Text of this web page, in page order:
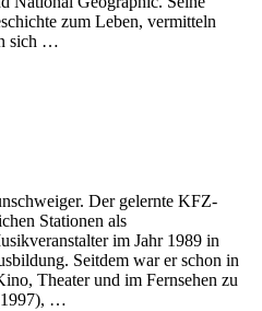
zum Leben, vermitteln
sich …
Der gelernte KFZ-
Stationen als
im Jahr 1989 in
Seitdem war er schon in
Theater und im Fernsehen zu
…